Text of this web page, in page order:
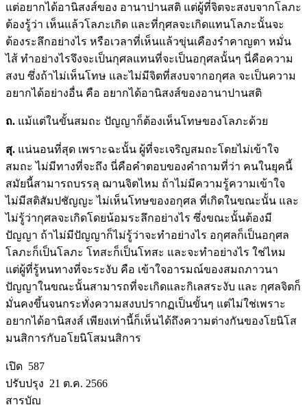
แต่อยากได้อานิสงส์ของ อานาปานสติ แต่ผู้ที่จิตจะสงบจากโลภะ
ต้องรู้ว่า เห็นแล้วโลภะเกิด และที่กุศลจะเกิดแทนโลภะนั้นจะ
ต้องระลึกอย่างไร หรือเวลาที่เห็นแล้วขุ่นเคืองรำคาญตา หมั่น
ไส้ ทำอย่างไรจึงจะเป็นกุศลแทนที่จะเป็นอกุศลนั้นๆ นี่คือความ
สงบ ซึ่งถ้าไม่เห็นโทษ และไม่มีจิตที่สงบจากอกุศล จะเป็นความ
อยากได้อย่างอื่น คือ อยากได้อานิสงส์ของอานาปานสติ
ถ. แม้แต่ในขั้นสมถะ ปัญญาก็ต้องเห็นโทษของโลภะด้วย
สุ. แน่นอนที่สุด เพราะฉะนั้น ผู้ที่จะเจริญสมถะโดยไม่เข้าใจ
สมถะ ไม่มีทางที่จะถึง นี่คือคำตอบของคำถามที่ว่า คนในยุคนี้
สมัยนี้สามารถบรรลุ ฌานจิตไหม ถ้าไม่มีความรู้ความเข้าใจ
ไม่มีสติสัมปชัญญะ ไม่เห็นโทษของอกุศล ที่เกิดในขณะนั้น และ
ไม่รู้ว่ากุศลจะเกิดโดยน้อมระลึกอย่างไร ซึ่งขณะนั้นต้องมี
ปัญญา ถ้าไม่มีปัญญาก็ไม่รู้ว่าจะทำอย่างไร อกุศลก็เป็นอกุศล
โลภะก็เป็นโลภะ โทสะก็เป็นโทสะ และจะทำอย่างไร ใช่ไหม
แต่ผู้ที่รู้หนทางที่จะระงับ คือ เข้าใจอารมณ์ของสมถภาวนา
ปัญญาในขณะนั้นสามารถที่จะเกิดและกิเลสระงับ และ กุศลจิตก็
มั่นคงขึ้นจนกระทั่งความสงบปรากฏเป็นขั้นๆ แต่ไม่ใช่เพราะ
อยากได้อานิสงส์ เพียงเท่านี้ก็เห็นได้ถึงความต่างกันของโยนิโส
มนสิการกับอโยนิโสมนสิการ
เปิด 587
ปรับปรุง 21 ต.ค. 2566
สารบัญ